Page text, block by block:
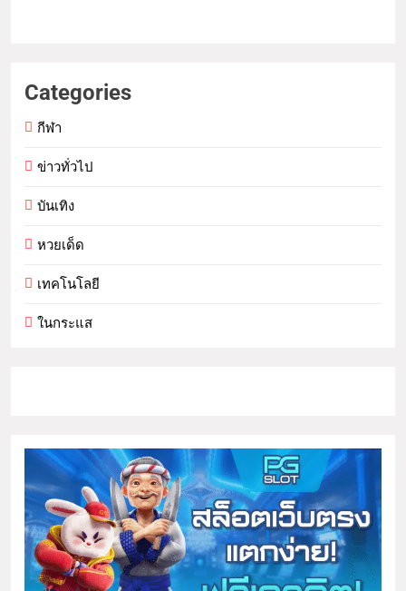
Categories
กีฬา
ข่าวทั่วไป
บันเทิง
หวยเด็ด
เทคโนโลยี
ในกระแส